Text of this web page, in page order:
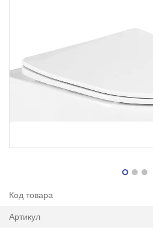
Код товара
Артикул